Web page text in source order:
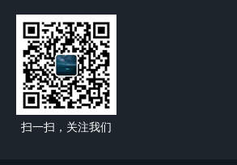
扫一扫，关注我们